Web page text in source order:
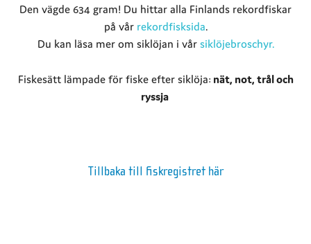
Den vägde 634 gram! Du hittar alla Finlands rekordfiskar
på vår rekordfisksida.
Du kan läsa mer om siklöjan i vår siklöjebroschyr.
Fiskesätt lämpade för fiske efter siklöja: nät, not, trål och
ryssja
Tillbaka till fiskregistret här